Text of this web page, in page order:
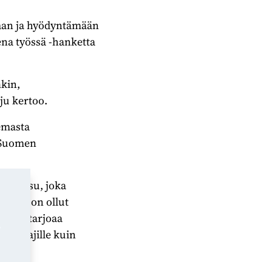
ja hyödyntämään
työssä -hanketta
kertoo.
joka
on ollut
tarjoaa
kuin